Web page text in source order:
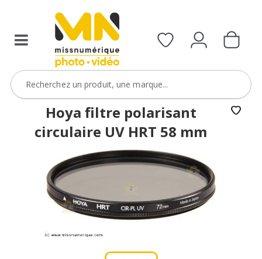
le
ObjectifFiltre5
VOIR L'OFFRE
Hoya filtre polarisant
circulaire UV HRT 58 mm